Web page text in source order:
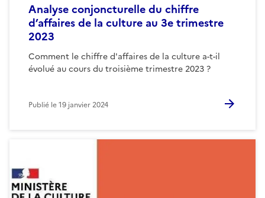
Analyse conjoncturelle du chiffre
d’affaires de la culture au 3e trimestre
2023
Comment le chiffre d'affaires de la culture a-t-il
évolué au cours du troisième trimestre 2023 ?
Publié le19 janvier 2024